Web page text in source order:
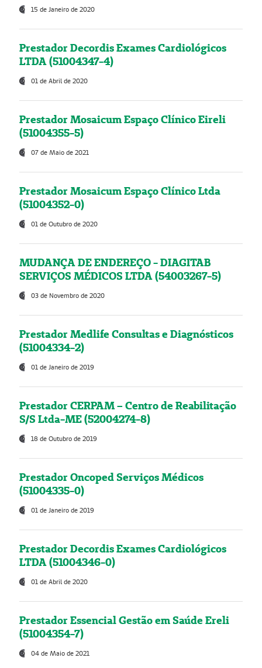
15 de Janeiro de 2020
Prestador Decordis Exames Cardiológicos
LTDA (51004347-4)
01 de Abril de 2020
Prestador Mosaicum Espaço Clínico Eireli
(51004355-5)
07 de Maio de 2021
Prestador Mosaicum Espaço Clínico Ltda
(51004352-0)
01 de Outubro de 2020
MUDANÇA DE ENDEREÇO - DIAGITAB
SERVIÇOS MÉDICOS LTDA (54003267-5)
03 de Novembro de 2020
Prestador Medlife Consultas e Diagnósticos
(51004334-2)
01 de Janeiro de 2019
Prestador CERPAM – Centro de Reabilitação
S/S Ltda-ME (52004274-8)
18 de Outubro de 2019
Prestador Oncoped Serviços Médicos
(51004335-0)
01 de Janeiro de 2019
Prestador Decordis Exames Cardiológicos
LTDA (51004346-0)
01 de Abril de 2020
Prestador Essencial Gestão em Saúde Ereli
(51004354-7)
04 de Maio de 2021